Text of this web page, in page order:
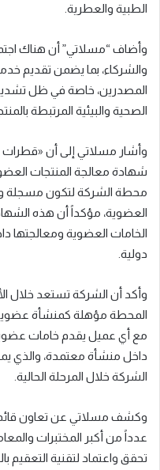
الطبية والعطرية.
وأضاف “مسلاتي” أن هناك
والشركاء، بما يضمن تقديم
المصدرين، خاصة في ظل تشديد
الصحية والبيئية المرتبطة
وأشار مسلاتي إلى أن «قطرات
محطة الشركة لتكون مسجلة
العضوية، مؤكداً أن هذه
الخامات العضوية ومعالجتها
دولية.
وأكد أن الشركة تستعد خلال
المحطة مؤهلة كمنشأة
مع أي عميل يقدم خامات
داخل منشأة معتمدة، والذي
الشركة خلال المرحلة الحالية.
وكشف مسلاتي عن تعاون
عدداً من أكبر المختبرات
تحقق واعتماد لتقنية التعقيم